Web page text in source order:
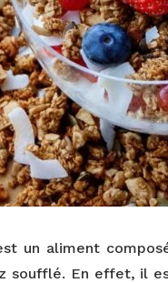
un aliment
soufflé. En effet, il